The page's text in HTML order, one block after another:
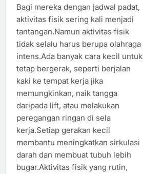
Bagi mereka dengan jadwal padat,
aktivitas fisik sering kali menjadi
tantangan.Namun aktivitas fisik
tidak selalu harus berupa olahraga
intens.Ada banyak cara kecil untuk
tetap bergerak, seperti berjalan
kaki ke tempat kerja jika
memungkinkan, naik tangga
daripada lift, atau melakukan
peregangan ringan di sela
kerja.Setiap gerakan kecil
membantu meningkatkan sirkulasi
darah dan membuat tubuh lebih
bugar.Aktivitas fisik yang rutin,